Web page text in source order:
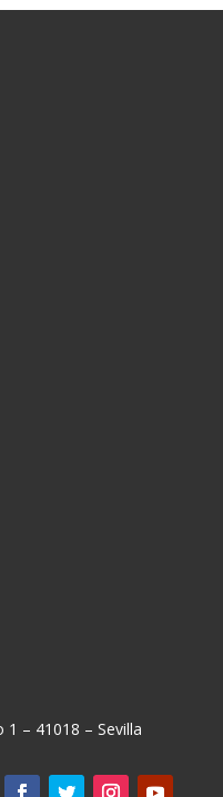
1 – 41018 – Sevilla